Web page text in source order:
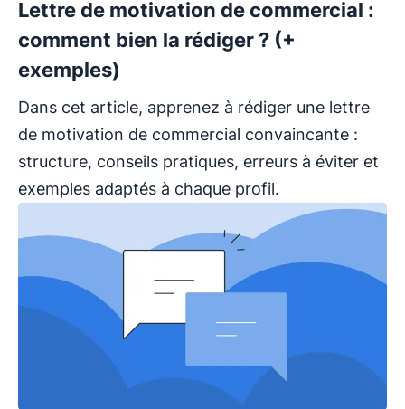
Lettre de motivation de commercial :
comment bien la rédiger ? (+
exemples)
Dans cet article, apprenez à rédiger une lettre
de motivation de commercial convaincante :
structure, conseils pratiques, erreurs à éviter et
exemples adaptés à chaque profil.